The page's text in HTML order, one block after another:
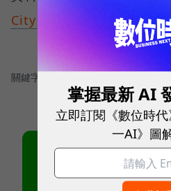
City News
關鍵字：
掌握最新 AI
立即訂閱《數位時
一AI》圖